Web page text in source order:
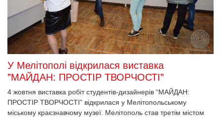
У Мелітополі відкрилася виставка
"МАЙДАН: ПРОСТІР ТВОРЧОСТІ"
4 жовтня виставка робіт студентів-дизайнерів “МАЙДАН:
ПРОСТІР ТВОРЧОСТІ” відкрилася у Мелітопольському
міському краєзнавчому музеї. Мелітополь став третім містом